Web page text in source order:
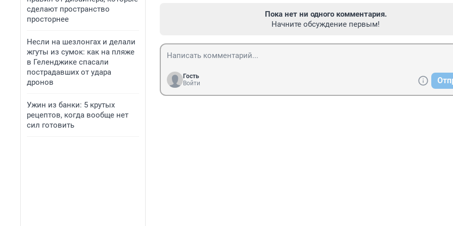
сделают пространство
просторнее
Несли на шезлонгах и делали
жгуты из сумок: как на пляже
в Геленджике спасали
пострадавших от удара
дронов
Ужин из банки: 5 крутых
рецептов, когда вообще нет
сил готовить
Пока нет ни одного комментария.
Начните обсуждение первым!
Гость
Войти